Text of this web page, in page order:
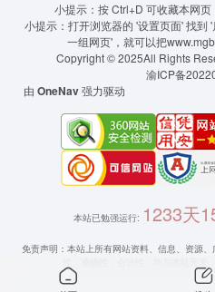
小提示：按 Ctrl+D 可收藏本网页
小提示：打开浏览器的 '设置页面' 找到
一组网页'，就可以把
Copyright © 2025All Rights
渝ICP备
由 OneNav强力驱动
本站已勉强运行: 1233天
免责声明：本站上所有网站资料、信息、资源